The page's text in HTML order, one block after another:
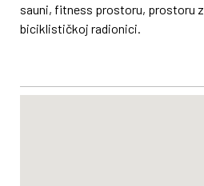
sauni, fitness prostoru, prostoru
biciklističkoj radionici.